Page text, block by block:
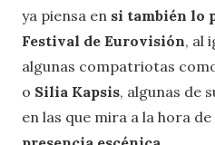
ya piensa en si también lo
Festival de Eurovisión, al
algunas compatriotas
o Silia Kapsis, algunas de
en las que mira a la hora